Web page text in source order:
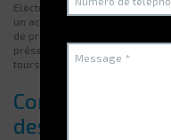
Electroclass, spécialiste des
un accompagnement
de pratiques industrielles et
présente les fondamentaux
tours verticales.
Comprendre la
des tours de